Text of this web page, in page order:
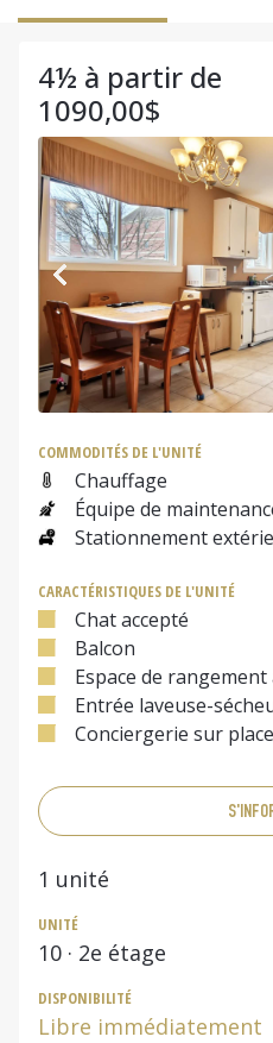
4½ à partir de
1090,00$
COMMODITÉS DE L'UNITÉ
Chauffage
Équipe de
Stationnement
CARACTÉRISTIQUES DE L'UNITÉ
Chat accepté
Balcon
Espace de
Entrée laveuse-
Conciergerie sur place
1 unité
UNITÉ
10 · 2e étage
DISPONIBILITÉ
Libre immédiatement